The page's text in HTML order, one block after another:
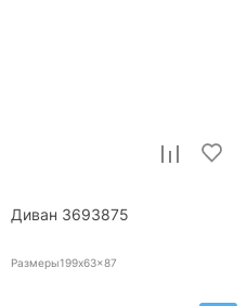
Диван 3693875
Размеры199x63x87